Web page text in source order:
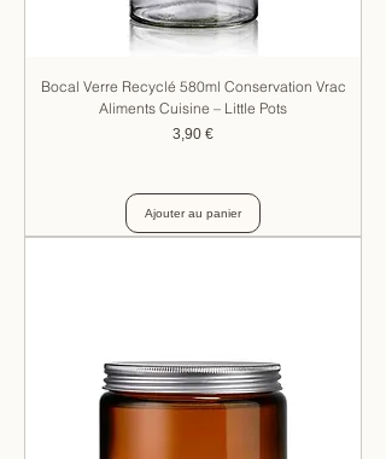
Bocal Verre Recyclé 580ml Conservation Vrac
Aliments Cuisine – Little Pots
Prix
3,90 €
Ajouter au panier